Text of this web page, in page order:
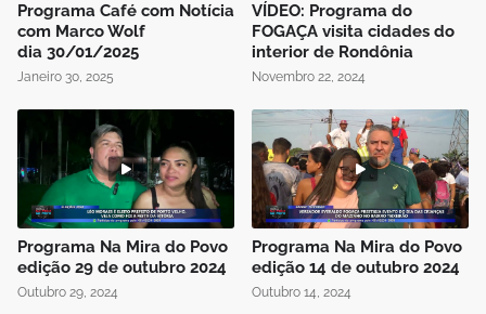
Programa Café com Notícia
com Marco Wolf
dia 30/01/2025
Janeiro 30, 2025
VÍDEO: Programa do
FOGAÇA visita cidades do
interior de Rondônia
Novembro 22, 2024
Programa Na Mira do Povo
edição 29 de outubro 2024
Outubro 29, 2024
Programa Na Mira do Povo
edição 14 de outubro 2024
Outubro 14, 2024